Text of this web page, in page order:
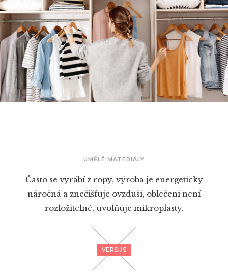
UMĚLÉ MATERIÁLY
Často se vyrábí z ropy, výroba je energeticky
náročná a znečišťuje ovzduší, oblečení není
rozložitelné, uvolňuje mikroplasty.
VERSUS